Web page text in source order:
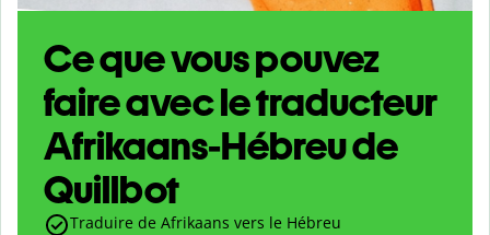
Ce que vous pouvez
faire avec le traducteur
Afrikaans-Hébreu de
Quillbot
Traduire de Afrikaans vers le Hébreu